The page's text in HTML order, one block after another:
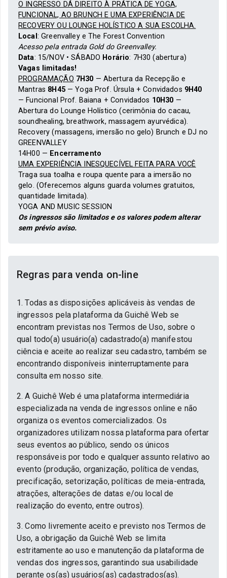
O INGRESSO DÁ DIREITO À PRÁTICA DE YOGA,
FUNCIONAL, AO BRUNCH E UMA EXPERIÊNCIA DE
RECOVERY OU LOUNGE HOLÍSTICO A SUA ESCOLHA.
Local : Greenvalley e The Forest Convention
Acesso pela entrada Gold do Greenvalley.
Data: 15/NOV • SÁBADO Horário: 7H30 (abertura)
Vagas limitadas!
PROGRAMAÇÃO 7H30 — Abertura da Recepção e
Mantras 8H45 — Yoga Prof. Úrsula + Convidados 9H40
— Funcional Prof. Baiana + Convidados 10H30 —
Abertura do Lounge Holístico (cerimônia do cacau,
soundhealing, breathwork, massagem ayurvédica).
Recovery (massagens, imersão no gelo) Brunch e DJ no
GREENVALLEY
14H00 — Encerramento
UMA EXPERIÊNCIA INESQUECÍVEL FEITA PARA VOCÊ
Traga sua toalha e roupa quente para a imersão no
gelo. (Oferecemos alguns guarda volumes gratuitos,
quantidade limitada).
YOGA AND MUSIC SESSION
Os ingressos são limitados e os valores podem alterar
sem prévio aviso.
Regras para venda on-line
1. Todas as disposições aplicáveis às vendas de
ingressos pela plataforma da Guichê Web se
encontram previstas nos Termos de Uso, sobre o
qual todo(a) usuário(a) cadastrado(a) manifestou
ciência e aceite ao realizar seu cadastro, também se
encontrando disponíveis ininterruptamente para
consulta em nosso site.
2. A Guichê Web é uma plataforma intermediária
especializada na venda de ingressos online e não
organiza os eventos comercializados. Os
organizadores utilizam nossa plataforma para ofertar
seus eventos ao público, sendo os únicos
responsáveis por todo e qualquer assunto relativo ao
evento (produção, organização, política de vendas,
precificação, setorização, políticas de meia-entrada,
atrações, alterações de datas e/ou local de
realização do evento, entre outros).
3. Como livremente aceito e previsto nos Termos de
Uso, a obrigação da Guichê Web se limita
estritamente ao uso e manutenção da plataforma de
vendas dos ingressos, garantindo sua usabilidade
perante os(as) usuários(as) cadastrados(as).